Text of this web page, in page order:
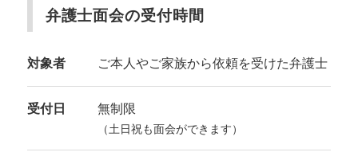
弁護士面会の受付時間
対象者 ご本人やご家族から依頼を受けた弁護士
受付日 無制限
（土日祝も面会ができます）